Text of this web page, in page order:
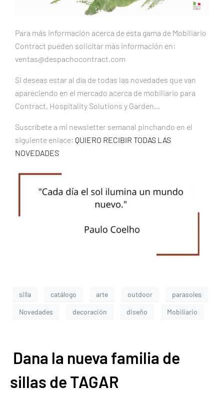
Para más información acerca de esta gama de Mobiliario
Contract pueden solicitar más información en:
ventas@despachocontract.com
Si deseas estar al día de todas las novedades que van
apareciendo en el mercado acerca de mobiliario para
Contract, Hospitality Solutions y Garden…
Suscríbete a mi newsletter semanal pinchando en el
siguiente enlace: QUIERO RECIBIR TODAS LAS
NOVEDADES
silla catálogo arte outdoor parasoles
Novedades decoración diseño Mobiliario
Dana la nueva familia de
sillas de TAGAR